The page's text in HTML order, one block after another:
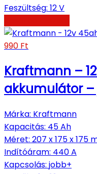
Feszültség: 12 V
990 Ft
Kraftmann –
akkumulátor –
Márka: Kraftmann
Kapacitás: 45 Ah
Méret: 207 x 175 x 175
Indítóáram: 440 A
Kapcsolás: jobb+